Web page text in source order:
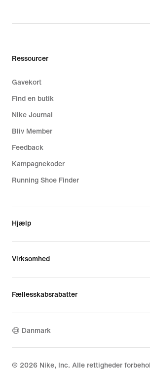
Ressourcer
Gavekort
Find en butik
Nike Journal
Bliv Member
Feedback
Kampagnekoder
Running Shoe Finder
Hjælp
Virksomhed
Fællesskabsrabatter
Danmark
© 2026 Nike, Inc. Alle rettigheder